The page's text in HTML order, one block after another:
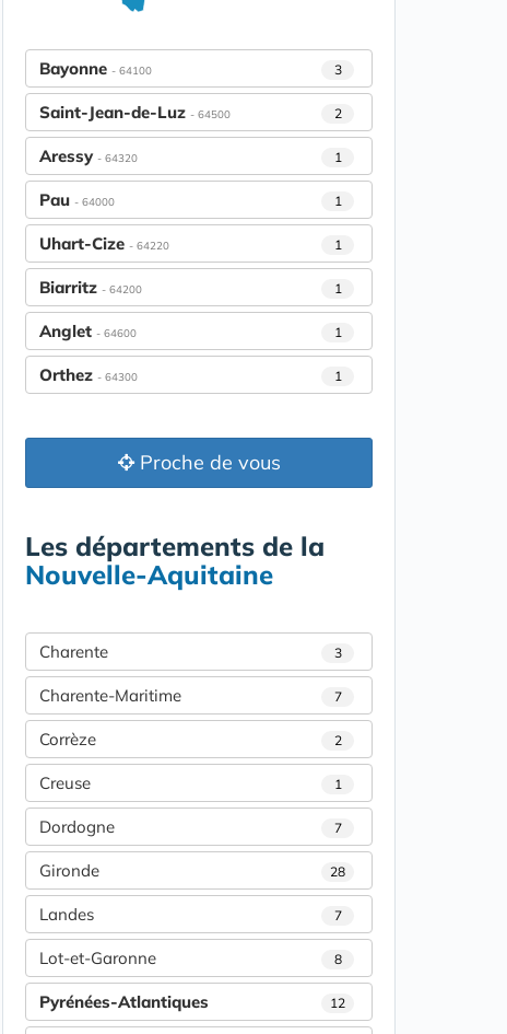
Bayonne - 64100 3
Saint-Jean-de-Luz - 64500 2
Aressy - 64320 1
Pau - 64000 1
Uhart-Cize - 64220 1
Biarritz - 64200 1
Anglet - 64600 1
Orthez - 64300 1
Proche de vous
Les départements de la
Nouvelle-Aquitaine
Charente 3
Charente-Maritime 7
Corrèze 2
Creuse 1
Dordogne 7
Gironde 28
Landes 7
Lot-et-Garonne 8
Pyrénées-Atlantiques 12